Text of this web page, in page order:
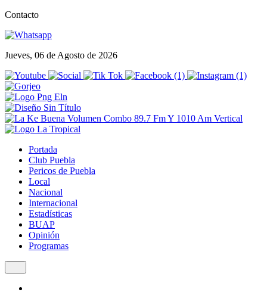
Contacto
Jueves, 06 de Agosto de 2026
Portada
Club Puebla
Pericos de Puebla
Local
Nacional
Internacional
Estadísticas
BUAP
Opinión
Programas